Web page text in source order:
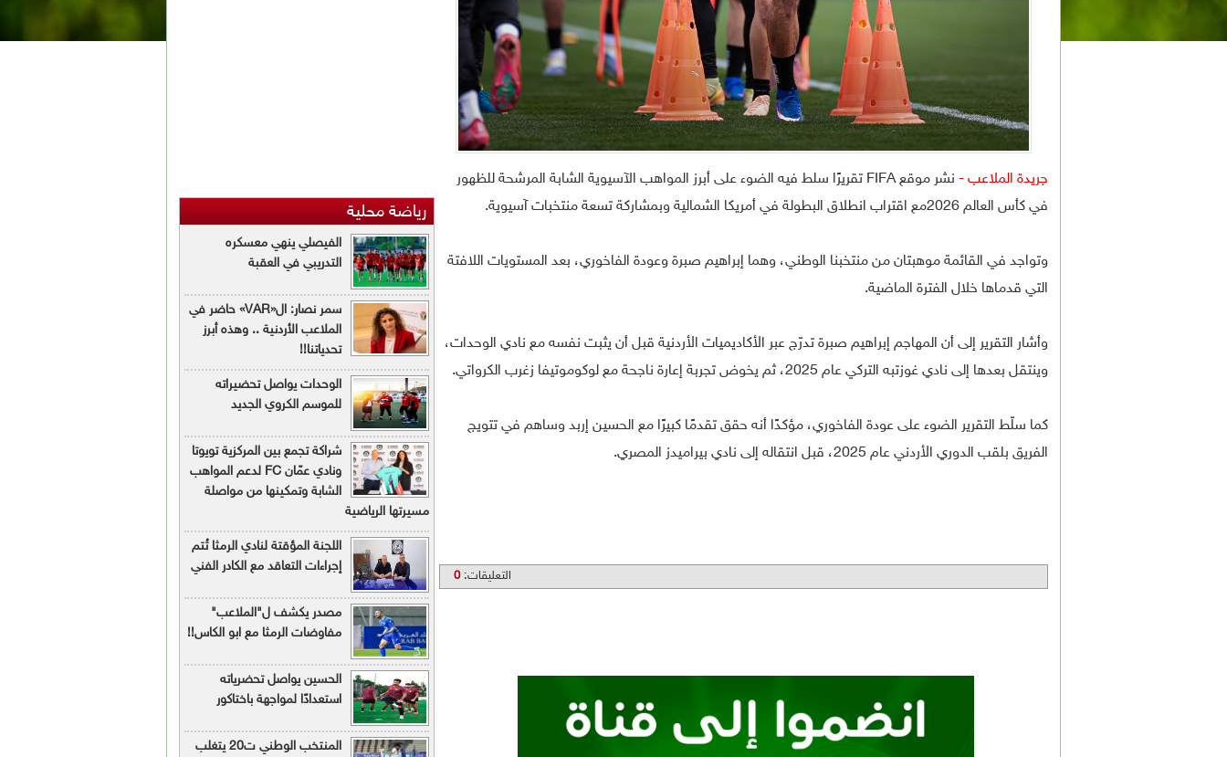
جريدة الملاعب -
نشر موقع FIFA تقريرًا سلط فيه الضوء على أبرز المواهب الآسيوية الشابة المرشحة للظهور
في كأس العالم 2026مع اقتراب انطلاق البطولة في أمريكا الشمالية وبمشاركة تسعة منتخبات آسيوية.
وتواجد في القائمة موهبتان من منتخبنا الوطني، وهما إبراهيم صبرة وعودة الفاخوري، بعد المستويات اللافتة
التي قدماها خلال الفترة الماضية.
وأشار التقرير إلى أن المهاجم إبراهيم صبرة تدرّج عبر الأكاديميات الأردنية قبل أن يثبت نفسه مع نادي الوحدات،
وينتقل بعدها إلى نادي غوزتبه التركي عام 2025، ثم يخوض تجربة إعارة ناجحة مع لوكوموتيفا زغرب الكرواتي.
كما سلّط التقرير الضوء على عودة الفاخوري، مؤكدًا أنه حقق تقدمًا كبيرًا مع الحسين إربد وساهم في تتويج
الفريق بلقب الدوري الأردني عام 2025، قبل انتقاله إلى نادي بيراميدز المصري.
التعليقات:0
رياضة محلية
الفيصلي ينهي معسكره
التدريبي في العقبة
سمر نصار: ال«VAR» حاضر في
الملاعب الأردنية .. وهذه أبرز
تحدياتنا!!
الوحدات يواصل تحضيراته
للموسم الكروي الجديد
شراكة تجمع بين المركزية تويوتا
ونادي عمّان FC لدعم المواهب
الشابة وتمكينها من مواصلة
مسيرتها الرياضية
اللجنة المؤقتة لنادي الرمثا تُتم
إجراءات التعاقد مع الكادر الفني
مصدر يكشف ل"الملاعب"
مفاوضات الرمثا مع ابو الكاس!!
الحسين يواصل تحضرياته
استعدادًا لمواجهة باختاكور
المنتخب الوطني ت20 يتغلب